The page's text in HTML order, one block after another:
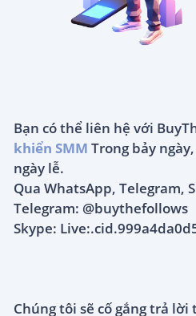
Bạn có thể liên hệ với
khiển SMM Trong bảy
ngày lễ.
Qua WhatsApp, Telegram,
Telegram: @buythefollows
Skype:
Chúng tôi sẽ cố gắng trả